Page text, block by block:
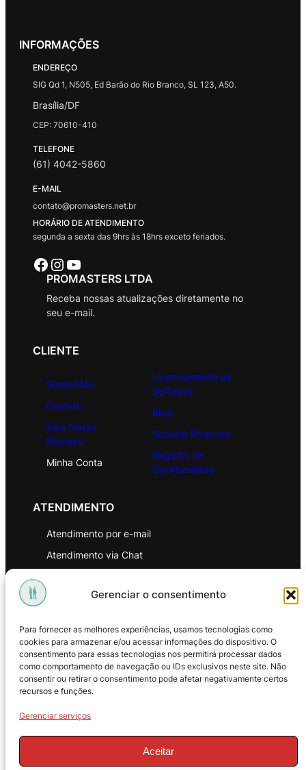
Gerenciar o consentimento
Para fornecer as melhores experiências, usamos tecnologias como
cookies para armazenar e/ou acessar informações do dispositivo. O
consentimento para essas tecnologias nos permitirá processar dados
como comportamento de navegação ou IDs exclusivos neste site. Não
consentir ou retirar o consentimento pode afetar negativamente certos
recursos e funções.
Gerenciar serviços
Aceitar
INFORMAÇÕES
ENDEREÇO
SIG Qd 1, N505, Ed Barão do Rio Branco, SL 123, A50.
Brasília/DF
CEP: 70610-410
TELEFONE
(61) 4042-5860
E-MAIL
contato@promasters.net.br
HORÁRIO DE ATENDIMENTO
segunda a sexta das 9hrs às 18hrs exceto feriados.
Facebook Instagram Youtube
PROMASTERS LTDA
Receba nossas atualizações diretamente no
seu e-mail.
CLIENTE
Sobre Nós
Contato
Seja Nosso
Parceiro
Minha Conta
Licenciamento de
Software
Blog
Solicitar Proposta
Registro de
Oportunidade
ATENDIMENTO
Atendimento por e-mail
Atendimento via Chat
Política de Privacidade
Política de Troca e Devoluções
Política de Reembolso